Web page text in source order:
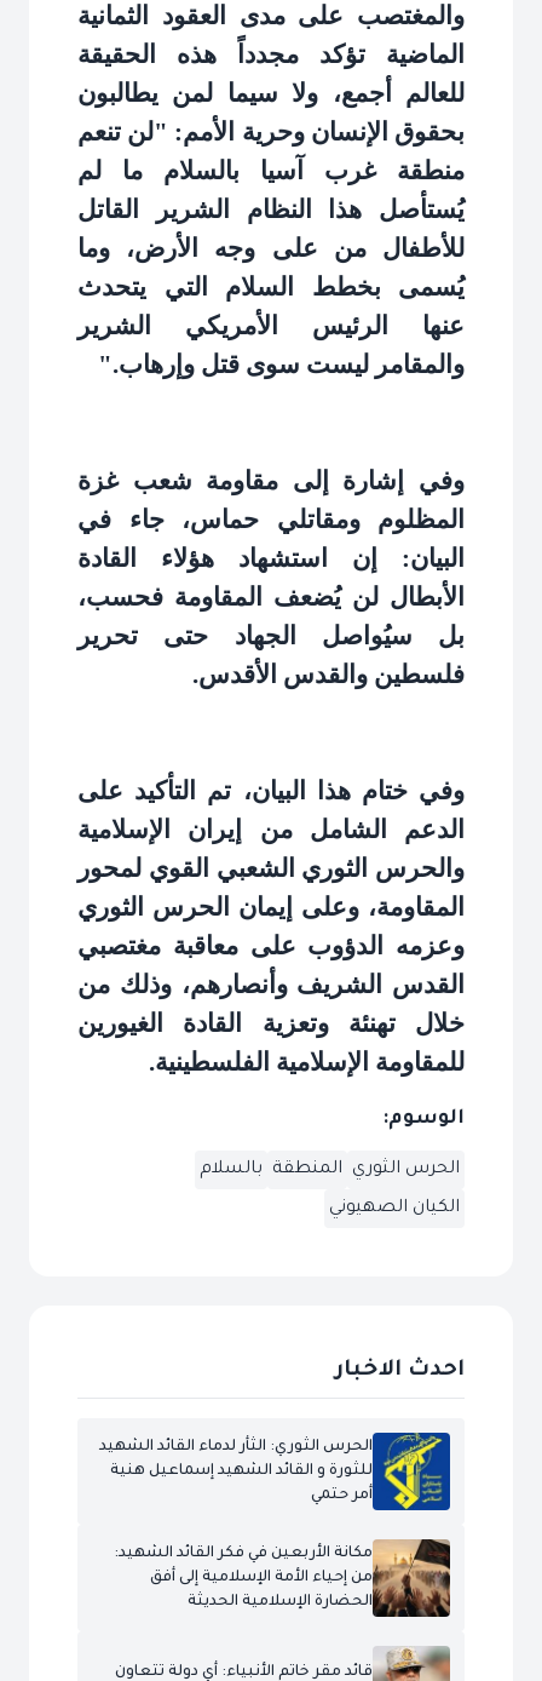
والمغتصب على مدى العقود الثمانية
الماضية تؤكد مجدداً هذه الحقيقة
للعالم أجمع، ولا سيما لمن يطالبون
بحقوق الإنسان وحرية الأمم: "لن تنعم
منطقة غرب آسيا بالسلام ما لم
يُستأصل هذا النظام الشرير القاتل
للأطفال من على وجه الأرض، وما
يُسمى بخطط السلام التي يتحدث
عنها الرئيس الأمريكي الشرير
والمقامر ليست سوى قتل وإرهاب".
وفي إشارة إلى مقاومة شعب غزة
المظلوم ومقاتلي حماس، جاء في
البيان: إن استشهاد هؤلاء القادة
الأبطال لن يُضعف المقاومة فحسب،
بل سيُواصل الجهاد حتى تحرير
فلسطين والقدس الأقدس.
وفي ختام هذا البيان، تم التأكيد على
الدعم الشامل من إيران الإسلامية
والحرس الثوري الشعبي القوي لمحور
المقاومة، وعلى إيمان الحرس الثوري
وعزمه الدؤوب على معاقبة مغتصبي
القدس الشريف وأنصارهم، وذلك من
خلال تهنئة وتعزية القادة الغيورين
للمقاومة الإسلامية الفلسطينية.
الوسوم:
الحرس الثوري المنطقة
بالسلام
الكيان الصهيوني
احدث الاخبار
الحرس الثوري: الثأر لدماء القائد الشهيد
للثورة و القائد الشهيد إسماعيل هنية
أمر حتمي
مكانة الأربعين في فكر القائد الشهيد:
من إحياء الأمة الإسلامية إلى أفق
الحضارة الإسلامية الحديثة
قائد مقر خاتم الأنبياء: أي دولة تتعاون